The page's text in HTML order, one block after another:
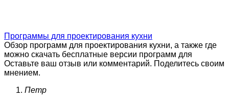
Программы для проектирования кухни
Обзор программ для проектирования кухни, а также где
можно скачать бесплатные версии программ для
Оставьте ваш отзыв или комментарий. Поделитесь своим
мнением.
Петр